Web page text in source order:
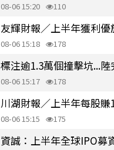
08-06 15:20 110
友輝財報／上半年獲利
08-06 15:18 178
標注逾1.3萬個撞擊坑...
08-06 15:17 178
川湖財報／上半年每股
08-06 15:15 175
資誠：上半年全球IPO